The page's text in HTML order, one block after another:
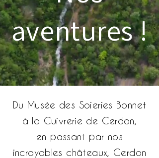
aventures !
Du Musée des Soieries Bonnet
à la Cuivrerie de Cerdon,
en passant par nos
incroyables châteaux, Cerdon